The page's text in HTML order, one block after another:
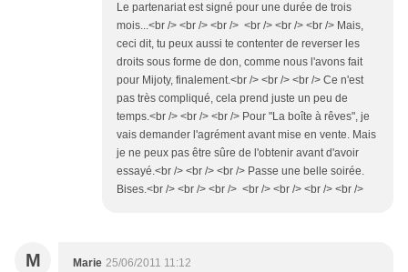
Le partenariat est signé pour une durée de trois
mois...<br /> <br /> <br /> <br /> <br /> <br /> Mais,
ceci dit, tu peux aussi te contenter de reverser les
droits sous forme de don, comme nous l'avons fait
pour Mijoty, finalement.<br /> <br /> <br /> Ce n'est
pas très compliqué, cela prend juste un peu de
temps.<br /> <br /> <br /> Pour "La boîte à rêves", je
vais demander l'agrément avant mise en vente. Mais
je ne peux pas être sûre de l'obtenir avant d'avoir
essayé.<br /> <br /> <br /> Passe une belle soirée.
Bises.<br /> <br /> <br /> <br /> <br /> <br /> <br />
M Marie 25/06/2011 11:12